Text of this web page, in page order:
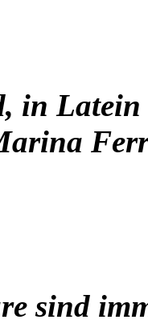
in
sind